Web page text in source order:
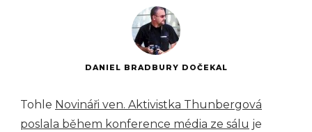
DANIEL BRADBURY DOČEKAL
Tohle Novináři ven. Aktivistka Thunbergová
poslala během konference média ze sálu je